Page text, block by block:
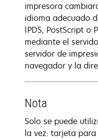
impresora
idioma adecuado
IPDS, PostScript o
mediante el
servidor de
navegador y la
Nota
Solo se puede
la vez: tarjeta